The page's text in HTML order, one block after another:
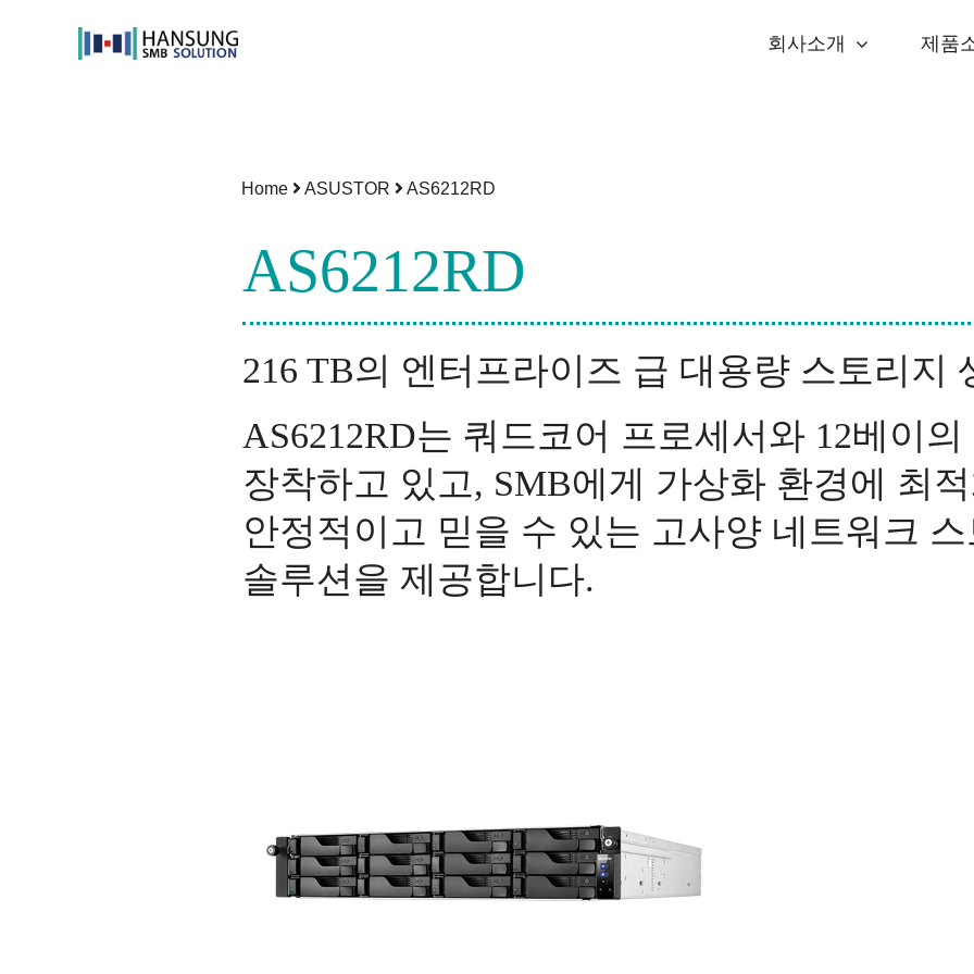
회사소개 제품
Home ASUSTOR AS6212RD
AS6212RD
216 TB의 엔터프라이즈 급 대용량 스토리지
AS6212RD는 쿼드코어 프로세서와 12베이
장착하고 있고, SMB에게 가상화 환경에 최
안정적이고 믿을 수 있는 고사양 네트워크
솔루션을 제공합니다.